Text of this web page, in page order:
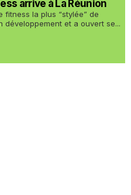
arrive à La Réunion
fitness la plus “stylée” de
développement et a ouvert se...